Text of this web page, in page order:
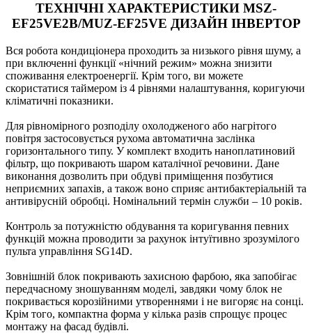
ТЕХНІЧНІ ХАРАКТЕРИСТИКИ MSZ-
EF25VE2B/MUZ-EF25VE ДИЗАЙН ІНВЕРТОР
Вся робота кондиціонера проходить за низького рівня шуму, а
при включенні функції «нічний режим» можна знизити
споживання електроенергії. Крім того, ви можете
скористатися таймером із 4 рівнями налаштування, коригуючи
кліматичні показники.
Для рівномірного розподілу охолодженого або нагрітого
повітря застосовується рухома автоматична заслінка
горизонтального типу. У комплект входить наноплатиновий
фільтр, що покривають шаром каталічної речовини. Дане
виконання дозволить при обдуві приміщення позбутися
неприємних запахів, а також воно сприяє антибактеріальній та
антивірусній обробці. Номінальний термін служби – 10 років.
Контроль за потужністю обдування та коригування певних
функцій можна проводити за рахунок інтуїтивно зрозумілого
пульта управління SG14D.
Зовнішній блок покривають захисною фарбою, яка запобігає
передчасному зношуванням моделі, завдяки чому блок не
покривається корозійними утвореннями і не вигоряє на сонці.
Крім того, компактна форма у кілька разів спрощує процес
монтажу на фасад будівлі.